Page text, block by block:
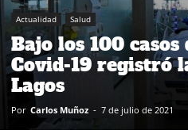
Actualidad Salud
Bajo los 100
Covid-19 registró
Lagos
Por Carlos Muñoz - 7 de julio de 2021